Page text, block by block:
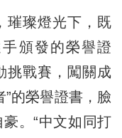
璨燈光下，既
頒發的榮譽證
挑戰賽，闖關成
的榮譽證書，臉
。“中文如同打